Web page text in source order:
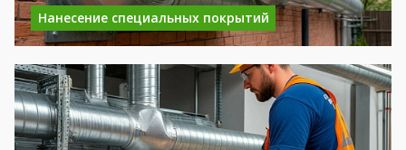
Нанесение специальных покрытий